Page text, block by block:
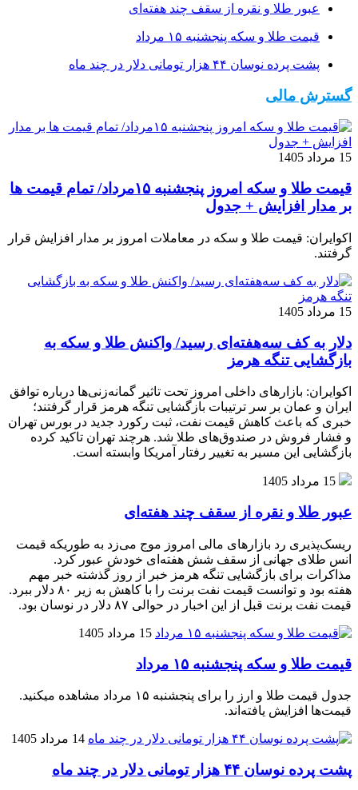
عبور طلا و نقره از سقف چند هفته‌ای
قیمت طلا و سکه پنجشنبه ۱۵ مرداد
پشت پرده نوسان ۴۴ هزار تومانی دلار در چند ماه
گسترش مالی
15 مرداد 1405
قیمت طلا و سکه امروز پنجشنبه ۱۵مرداد/ تمام قیمت ها
بر مدار افزایش + جدول
اکوایران: قیمت طلا و سکه در معاملات امروز بر مدار افزایش قرار
گرفتند.
15 مرداد 1405
دلار به کف سه‌هفته‌ای رسید/ واکنش طلا و سکه به
بازگشایی تنگه هرمز
اکوایران: بازارهای داخلی امروز تحت تاثیر گمانه‌زنی‌ها درباره توافق
ایران و عمان بر سر ترتیبات بازگشایی تنگه هرمز قرار گرفتند؛
خبری که باعث کاهش قیمت نفت، ثبت رکورد جدید در بورس تهران
و فشار فروش در صندوق‌های طلا شد. هرچند تهران تاکید کرده
بازگشایی این مسیر به تغییر رفتار آمریکا وابسته است.
15 مرداد 1405
عبور طلا و نقره از سقف چند هفته‌ای
ریسک‌پذیری رد بازارهای مالی امروز موج می‌زد به طوریکه قیمت
انس طلای جهانی از سقف شش هفته‌ای خودش عبور کرد.
مذاکرات برای بازگشایی تنگه هرمز خبر از روز گذشته خبر مهم
هفته بود و توانست قیمت نفت برنت را با کاهش به زیر ۸۰ دلار ببرد.
قیمت نفت برنت قبل از این اخبار در حوالی ۸۷ دلار در نوسان بود.
15 مرداد 1405
قیمت طلا و سکه پنجشنبه ۱۵ مرداد
جدول قیمت طلا و ارز را برای پنجشنبه ۱۵ مرداد مشاهده میکنید.
قیمت‌ها افزایش یافته‌اند.
14 مرداد 1405
پشت پرده نوسان ۴۴ هزار تومانی دلار در چند ماه